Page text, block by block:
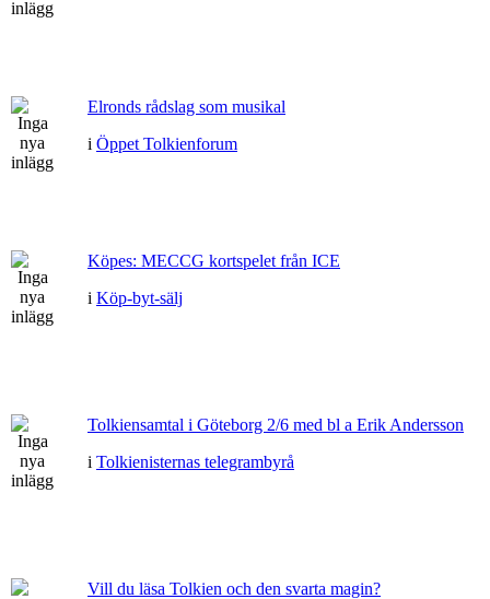
Elronds rådslag som musikal
i Öppet Tolkienforum
Köpes: MECCG kortspelet från ICE
i Köp-byt-sälj
Tolkiensamtal i Göteborg 2/6 med bl a Erik Andersson
i Tolkienisternas telegrambyrå
Vill du läsa Tolkien och den svarta magin?